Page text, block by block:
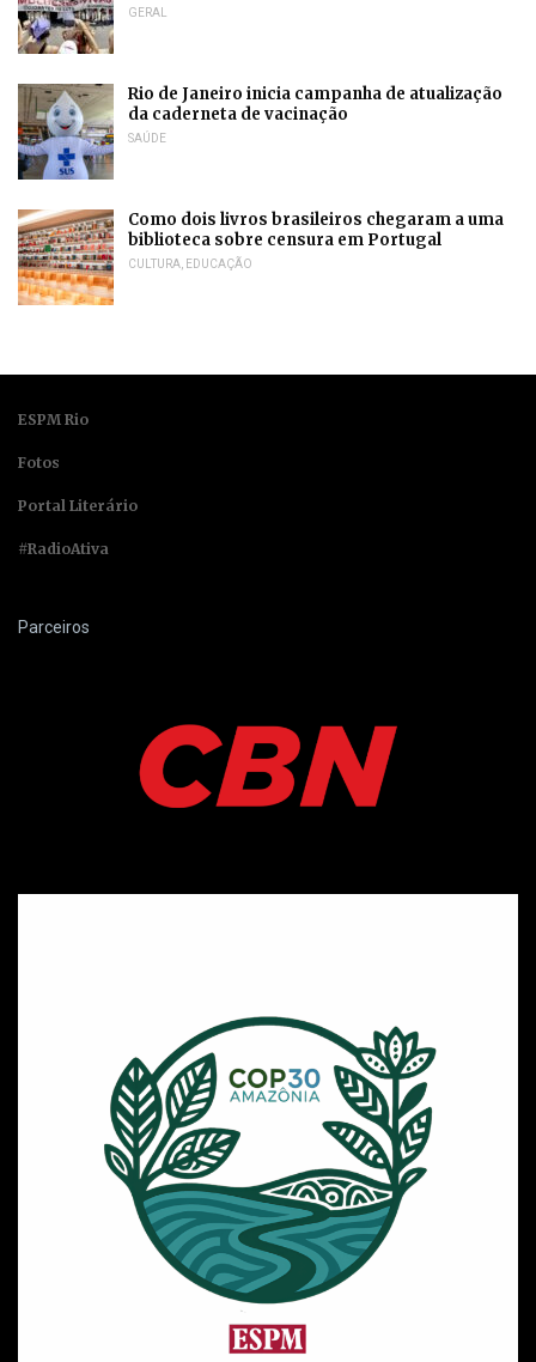
GERAL
Rio de Janeiro inicia campanha de atualização
da caderneta de vacinação
SAÚDE
Como dois livros brasileiros chegaram a uma
biblioteca sobre censura em Portugal
CULTURA EDUCAÇÃO
ESPM Rio
Fotos
Portal Literário
#RadioAtiva
Parceiros